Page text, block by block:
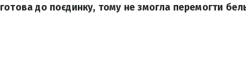
готова до поєдинку, тому не змогла перемогти